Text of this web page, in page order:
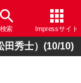
検索 Impressサイト
秀士） (10/10)